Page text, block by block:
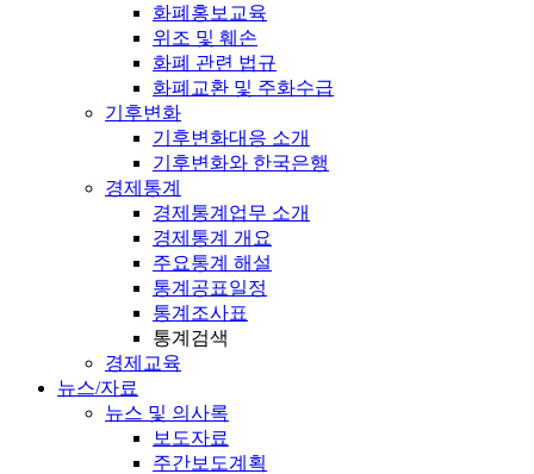
화폐홍보교육
위조 및 훼손
화폐 관련 법규
화폐교환 및 주화수급
기후변화
기후변화대응 소개
기후변화와 한국은행
경제통계
경제통계업무 소개
경제통계 개요
주요통계 해설
통계공표일정
통계조사표
통계검색
경제교육
뉴스/자료
뉴스 및 의사록
보도자료
주간보도계획